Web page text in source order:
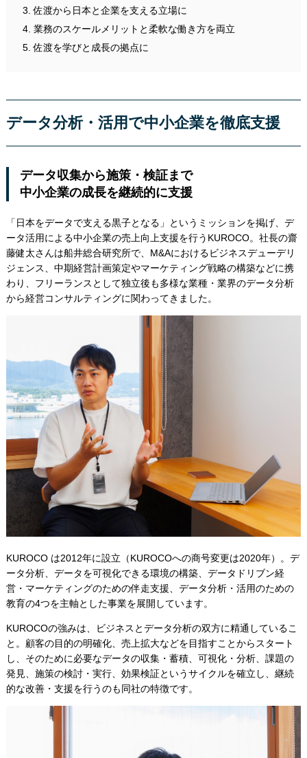
佐渡から日本と企業を支える立場に
業務のスケールメリットと柔軟な働き方を両立
佐渡を学びと成長の拠点に
データ分析・活用で中小企業を徹底支援
データ収集から施策・検証まで
中小企業の成長を継続的に支援
「日本をデータで支える黒子となる」というミッションを掲げ、デ
ータ活用による中小企業の売上向上支援を行うKUROCO。社長の齋
藤健太さんは船井総合研究所で、M&Aにおけるビジネスデューデリ
ジェンス、中期経営計画策定やマーケティング戦略の構築などに携
わり、フリーランスとして独立後も多様な業種・業界のデータ分析
から経営コンサルティングに関わってきました。
KUROCO は2012年に設立（KUROCOへの商号変更は2020年）。デ
ータ分析、データを可視化できる環境の構築、データドリブン経
営・マーケティングのための伴走支援、データ分析・活用のための
教育の4つを主軸とした事業を展開しています。
KUROCOの強みは、ビジネスとデータ分析の双方に精通しているこ
と。顧客の目的の明確化、売上拡大などを目指すことからスタート
し、そのために必要なデータの収集・蓄積、可視化・分析、課題の
発見、施策の検討・実行、効果検証というサイクルを確立し、継続
的な改善・支援を行うのも同社の特徴です。